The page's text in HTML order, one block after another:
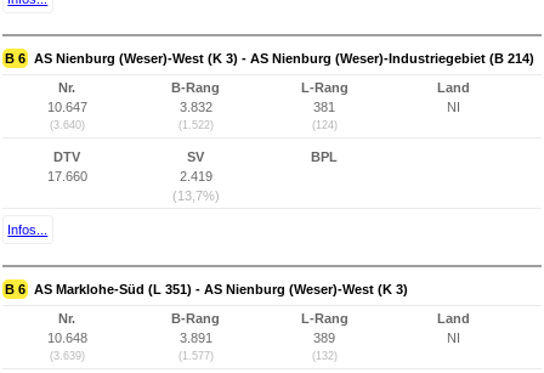
B 6 AS Nienburg (Weser)-West (K 3) - AS Nienburg (Weser)-Industriegebiet (B 214)
Nr.
10.647
(3.640)
B-Rang
3.832
(1.522)
L-Rang
381
(124)
Land
NI
DTV
17.660
SV
2.419
(13,7%)
BPL
Infos...
B 6 AS Marklohe-Süd (L 351) - AS Nienburg (Weser)-West (K 3)
Nr.
10.648
(3.639)
B-Rang
3.891
(1.577)
L-Rang
389
(132)
Land
NI